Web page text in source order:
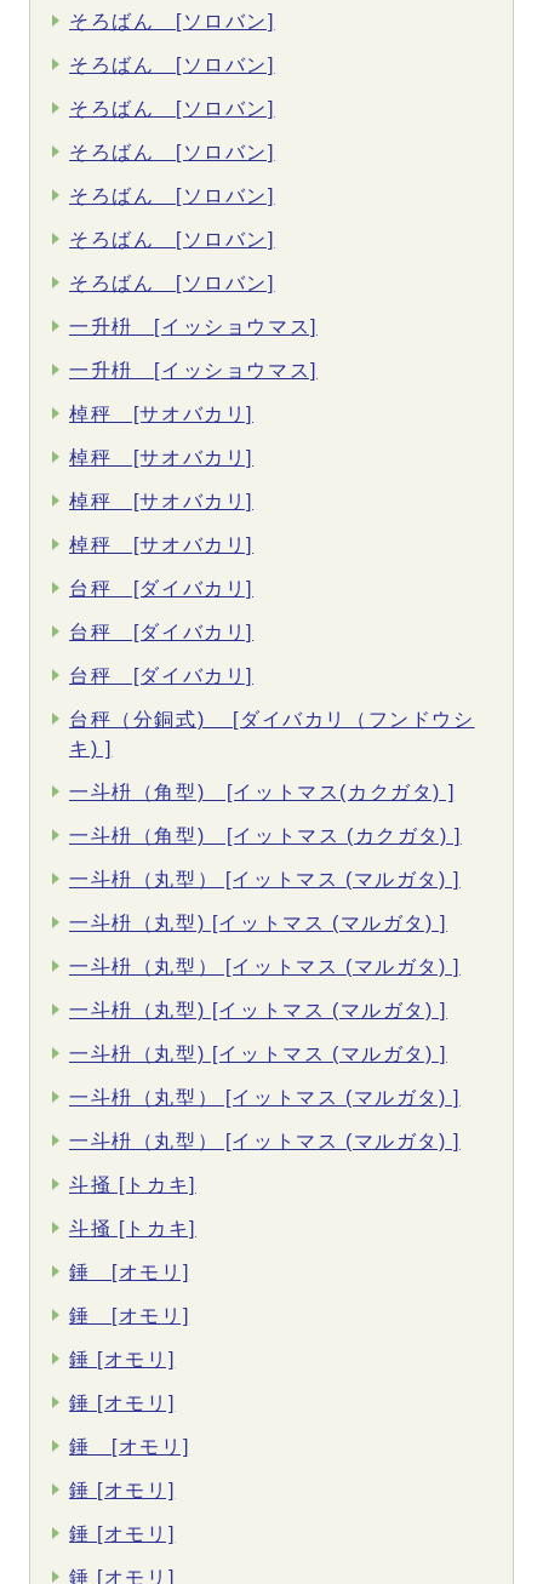
そろばん [ソロバン]
そろばん [ソロバン]
そろばん [ソロバン]
そろばん [ソロバン]
そろばん [ソロバン]
そろばん [ソロバン]
そろばん [ソロバン]
一升枡 [イッショウマス]
一升枡 [イッショウマス]
棹秤 [サオバカリ]
棹秤 [サオバカリ]
棹秤 [サオバカリ]
棹秤 [サオバカリ]
台秤 [ダイバカリ]
台秤 [ダイバカリ]
台秤 [ダイバカリ]
台秤（分銅式) [ダイバカリ（フンドウシ
キ) ]
一斗枡（角型) [イットマス(カクガタ) ]
一斗枡（角型) [イットマス (カクガタ) ]
一斗枡（丸型） [イットマス (マルガタ) ]
一斗枡（丸型) [イットマス (マルガタ) ]
一斗枡（丸型） [イットマス (マルガタ) ]
一斗枡（丸型) [イットマス (マルガタ) ]
一斗枡（丸型) [イットマス (マルガタ) ]
一斗枡（丸型） [イットマス (マルガタ) ]
一斗枡（丸型） [イットマス (マルガタ) ]
斗掻 [トカキ]
斗掻 [トカキ]
錘 [オモリ]
錘 [オモリ]
錘 [オモリ]
錘 [オモリ]
錘 [オモリ]
錘 [オモリ]
錘 [オモリ]
錘 [オモリ]